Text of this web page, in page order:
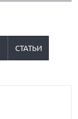
СТАТЬИ